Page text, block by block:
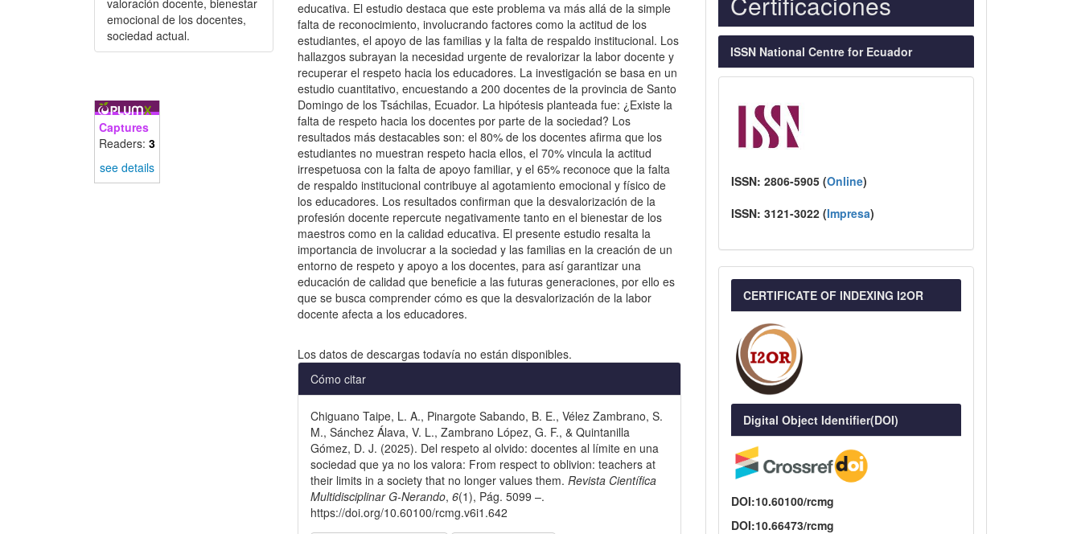
valoración docente, bienestar
emocional de los docentes,
sociedad actual.
Captures
Readers: 3
see details
educativa. El estudio destaca que este problema va más allá de la simple
falta de reconocimiento, involucrando factores como la actitud de los
estudiantes, el apoyo de las familias y la falta de respaldo institucional. Los
hallazgos subrayan la necesidad urgente de revalorizar la labor docente y
recuperar el respeto hacia los educadores. La investigación se basa en un
estudio cuantitativo, encuestando a 200 docentes de la provincia de Santo
Domingo de los Tsáchilas, Ecuador. La hipótesis planteada fue: ¿Existe la
falta de respeto hacia los docentes por parte de la sociedad? Los
resultados más destacables son: el 80% de los docentes afirma que los
estudiantes no muestran respeto hacia ellos, el 70% vincula la actitud
irrespetuosa con la falta de apoyo familiar, y el 65% reconoce que la falta
de respaldo institucional contribuye al agotamiento emocional y físico de
los educadores. Los resultados confirman que la desvalorización de la
profesión docente repercute negativamente tanto en el bienestar de los
maestros como en la calidad educativa. El presente estudio resalta la
importancia de involucrar a la sociedad y las familias en la creación de un
entorno de respeto y apoyo a los docentes, para así garantizar una
educación de calidad que beneficie a las futuras generaciones, por ello es
que se busca comprender cómo es que la desvalorización de la labor
docente afecta a los educadores.
Los datos de descargas todavía no están disponibles.
Detalles
del
artículo
Cómo citar
Chiguano Taipe, L. A., Pinargote Sabando, B. E., Vélez Zambrano, S.
M., Sánchez Álava, V. L., Zambrano López, G. F., & Quintanilla
Gómez, D. J. (2025). Del respeto al olvido: docentes al límite en una
sociedad que ya no los valora: From respect to oblivion: teachers at
their limits in a society that no longer values them.Revista Científica
Multidisciplinar G-Nerando,6(1), Pág. 5099 –.
https://doi.org/10.60100/rcmg.v6i1.642
ISSN National Centre for Ecuador
ISSN: 2806-5905 (Online)
ISSN: 3121-3022 (Impresa)
CERTIFICATE OF INDEXING I2OR
Digital Object Identifier(DOI)
DOI:10.60100/rcmg
DOI:10.66473/rcmg